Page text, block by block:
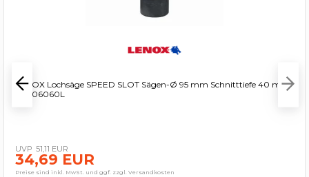
LENOX Lochsäge SPEED SLOT Sägen-Ø 95 mm Schnitttiefe 40 mm
- 3006060L
51,11 EUR
34,69 EUR
Preise sind inkl. MwSt. und ggf. zzgl. Versandkosten